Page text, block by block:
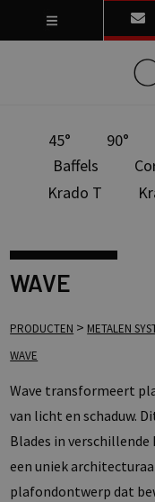
45° 90°
Baffels
Krado T
WAVE
PRODUCTEN > METALEN
WAVE
Wave transformeert
van licht en schaduw.
Blades in
een uniek
plafondontwerp dat